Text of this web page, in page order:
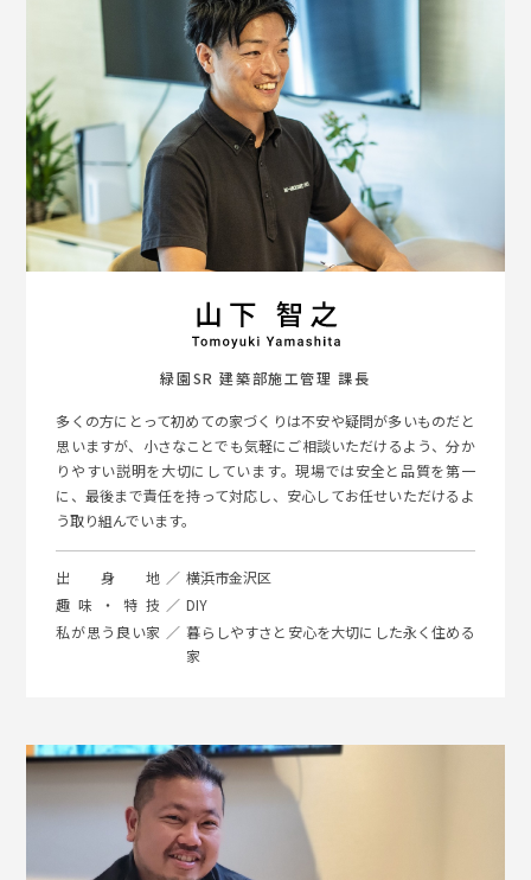
緑園SR 建築部施工管理 課長
多くの方にとって初めての家づくりは不安や疑問が多いものだと
思いますが、小さなことでも気軽にご相談いただけるよう、分か
りやすい説明を大切にしています。現場では安全と品質を第一
に、最後まで責任を持って対応し、安心してお任せいただけるよ
う取り組んでいます。
出身地
横浜市金沢区
趣味・特技
DIY
私が思う良い家
暮らしやすさと安心を大切にした永く住める
家